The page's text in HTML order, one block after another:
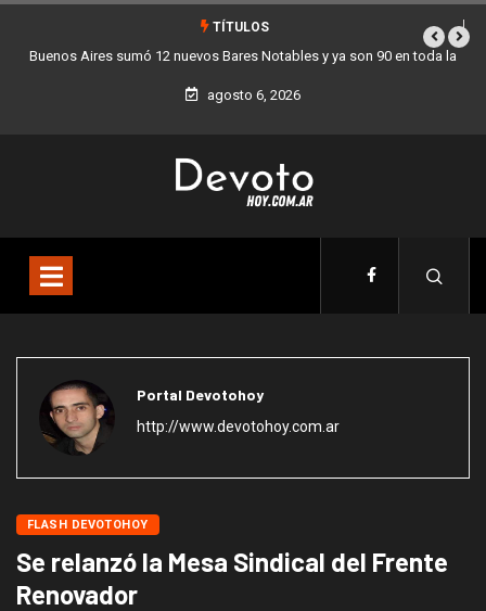
TÍTULOS
Buenos Aires sumó 12 nuevos Bares Notables y ya son 90 en toda la
Ciudad
agosto 6, 2026
Portal Devotohoy
http://www.devotohoy.com.ar
FLASH DEVOTOHOY
Se relanzó la Mesa Sindical del Frente
Renovador